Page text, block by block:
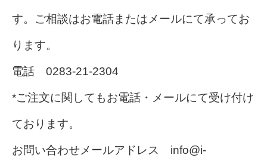
す。ご相談はお電話またはメールにて承ってお
ります。
電話 0283-21-2304
*ご注文に関してもお電話・メールにて受け付け
ております。
お問い合わせメールアドレス info@i-